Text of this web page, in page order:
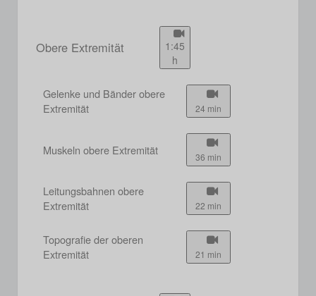
Obere Extremität
1:45
h
Gelenke und Bänder obere
Extremität
24 min
Muskeln obere Extremität 36 min
Leitungsbahnen obere
Extremität
22 min
Topografie der oberen
Extremität
21 min